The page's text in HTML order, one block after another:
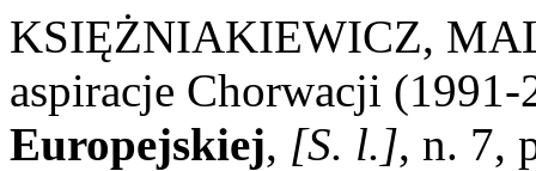
KSIĘŻNIAKIEWICZ,
aspiracje Chorwacji
Europejskiej, [S. l.], n. 7,